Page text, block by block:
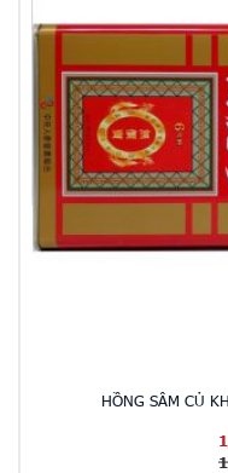
HỒNG SÂM CỦ